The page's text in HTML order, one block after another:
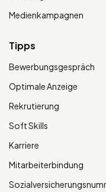
Medienkampagnen
Tipps
Bewerbungsgespräch
Optimale Anzeige
Rekrutierung
Soft Skills
Karriere
Mitarbeiterbindung